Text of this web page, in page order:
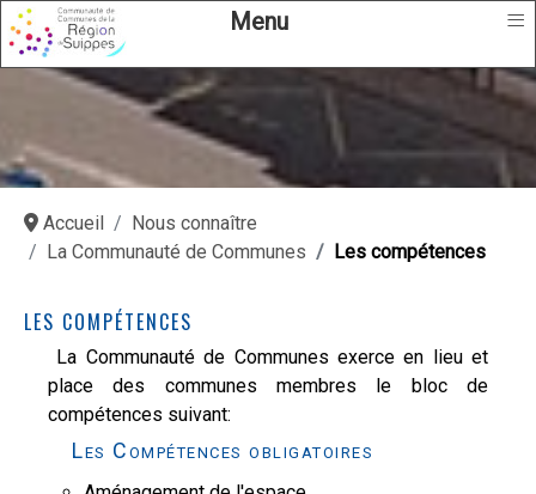
Menu ≡
Accueil
Nous connaître
La Communauté de Communes
Les compétences
LES COMPÉTENCES
La Communauté de Communes exerce en lieu et
place des communes membres le bloc de
compétences suivant:
Les Compétences obligatoires